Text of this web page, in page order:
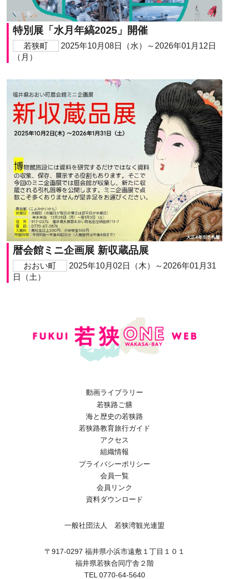
特別展「水月年縞2025」開催
若狭町
2025年10月08日（水）～2026年01月12日
（月）
暦会館ミニ企画展 新収蔵品展
おおい町
2025年10月02日（木）～2026年01月31
日（土）
動画ライブラリー
若狭路ご膳
海と歴史の若狭路
若狭路教育旅行ガイド
アクセス
組織情報
プライバシーポリシー
会員一覧
会員リンク
資料ダウンロード
一般社団法人 若狭湾観光連盟
〒917-0297 福井県小浜市遠敷１丁目１０１
福井県若狭合同庁舎２階
TEL 0770-64-5640